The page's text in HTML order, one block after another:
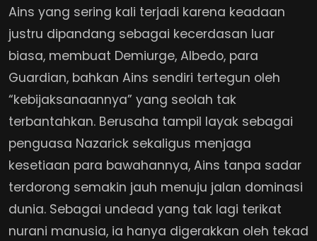
Ains yang sering kali terjadi karena keadaan
justru dipandang sebagai kecerdasan luar
biasa, membuat Demiurge, Albedo, para
Guardian, bahkan Ains sendiri tertegun oleh
“kebijaksanaannya” yang seolah tak
terbantahkan. Berusaha tampil layak sebagai
penguasa Nazarick sekaligus menjaga
kesetiaan para bawahannya, Ains tanpa sadar
terdorong semakin jauh menuju jalan dominasi
dunia. Sebagai undead yang tak lagi terikat
nurani manusia, ia hanya digerakkan oleh tekad